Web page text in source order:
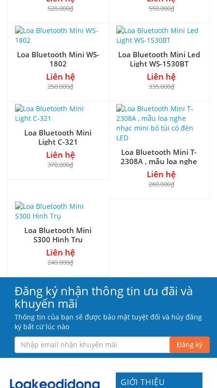
520.000₫ 550.000₫
Loa Bluetooth Mini WS-
1802
Liên hệ
250.000₫
Loa Bluetooth Mini Led
Light WS-1530BT
Liên hệ
335.000₫
Loa Bluetooth Mini
Light C-321
Liên hệ
370.000₫
Loa Bluetooth Mini T-
2308A , mẫu loa nghe
nhạc mini bỏ túi có đèn
LED
Liên hệ
260.000₫
Loa Bluetooth Mini
S300 Hình Trụ
Liên hệ
240.000₫
Đăng ký nhận thông tin ưu đãi và
khuyến mãi
Thông tin của bạn sẽ được bảo mật tuyệt đối và hủy đăng
ký bất cứ lúc nào
Đăng ký
GIỚI THIỆU